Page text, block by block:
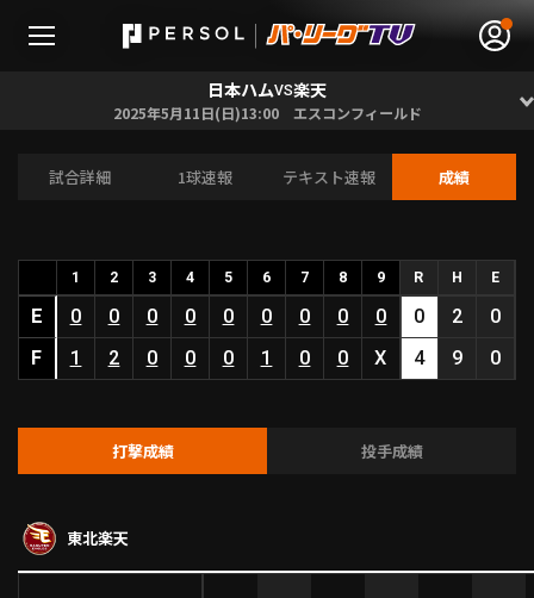
無料アカウント登録 ログイン
HOME
動画
日程･結果
順位表･成績
ファーム東地区
選手名鑑トップ
北海道日本ハムファイターズ
ニュース
日本ハムVS楽天
2025年5月11日(日)13:00 エスコンフィールド
試合詳細 1球速報 テキスト速報 成績
1 2 3 4 5 6 7 8 9 R H E
E 0 0 0 0 0 0 0 0 0 0 2
0
F
1 2 0 0 0 1 0 0 X 4 9 0
打撃成績 投手成績
東北楽天